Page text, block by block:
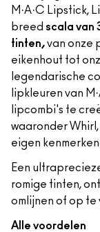
M·A·C Lipstick,
breed scala van
tinten,van onze
eikenhout tot
legendarische
lipkleuren van
lipcombi's te
waaronder
eigen
Een
romige tinten,
omlijnen of op te
Alle voordelen